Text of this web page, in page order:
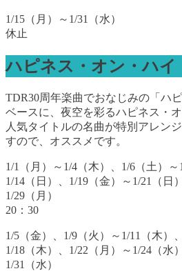
1/15（月）～1/31（水）
休止
ハピネス・オン・ハイ
TDR30周年楽曲でおなじみの「ハ
ベースに、夜空を彩るハピネス・オ
人気タイトルの名曲が特別アレン
すので、オススメです。
1/1（月）～1/4（木）、1/6（土）
1/14（日）、1/19（金）～1/21（日
1/29（月）
20：30
1/5（金）、1/9（火）～1/11（木）
1/18（木）、1/22（月）～1/24（水
1/31（水）